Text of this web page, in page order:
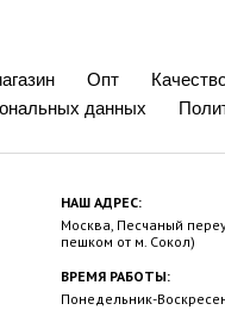
Опт
данных
НАШ АДРЕС:
Москва, Песчаный
пешком от м. Сокол)
ВРЕМЯ РАБОТЫ:
Понедельник-